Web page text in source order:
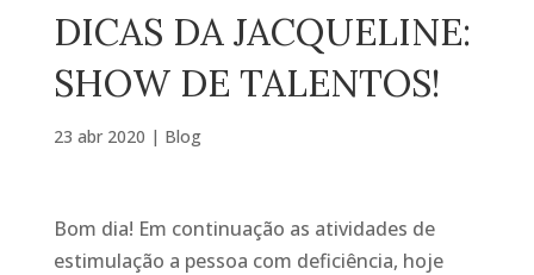
DICAS DA JACQUELINE:
SHOW DE TALENTOS!
23 abr 2020 | Blog
Bom dia! Em continuação as atividades de
estimulação a pessoa com deficiência, hoje